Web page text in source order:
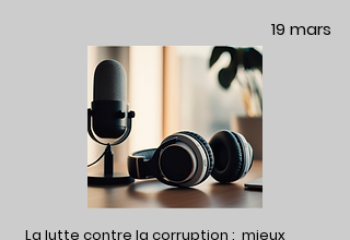
19 mars
La lutte contre la corruption : mieux